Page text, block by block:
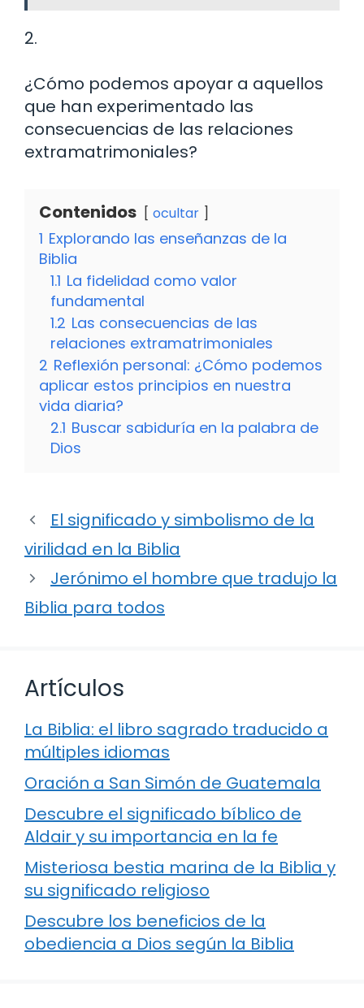
2.
¿Cómo podemos apoyar a aquellos
que han experimentado las
consecuencias de las relaciones
extramatrimoniales?
Contenidos ocultar
1 Explorando las enseñanzas de la
Biblia
1.1 La fidelidad como valor
fundamental
1.2 Las consecuencias de las
relaciones extramatrimoniales
2 Reflexión personal: ¿Cómo podemos
aplicar estos principios en nuestra
vida diaria?
2.1 Buscar sabiduría en la palabra de
Dios
El significado y simbolismo de la
virilidad en la Biblia
Jerónimo el hombre que tradujo la
Biblia para todos
Artículos
La Biblia: el libro sagrado traducido a
múltiples idiomas
Oración a San Simón de Guatemala
Descubre el significado bíblico de
Aldair y su importancia en la fe
Misteriosa bestia marina de la Biblia y
su significado religioso
Descubre los beneficios de la
obediencia a Dios según la Biblia